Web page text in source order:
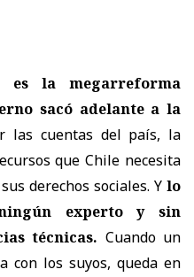
la megarreforma
sacó adelante a la
las cuentas del país, la
que Chile necesita
derechos sociales. Y lo
experto y sin
técnicas. Cuando un
con los suyos, queda en